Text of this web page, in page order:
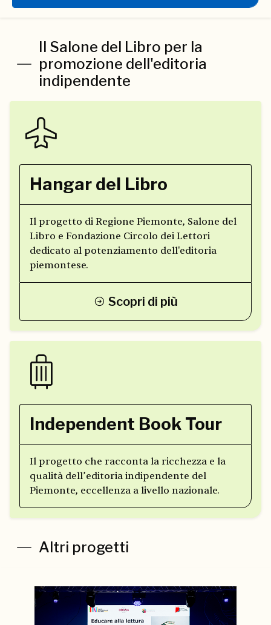
Il Salone del Libro per la
promozione dell'editoria
indipendente
Hangar del Libro
Il progetto di Regione Piemonte, Salone del
Libro e Fondazione Circolo dei Lettori
dedicato al potenziamento dell'editoria
piemontese.
Scopri di più
Independent Book Tour
Il progetto che racconta la ricchezza e la
qualità dell’editoria indipendente del
Piemonte, eccellenza a livello nazionale.
Altri progetti